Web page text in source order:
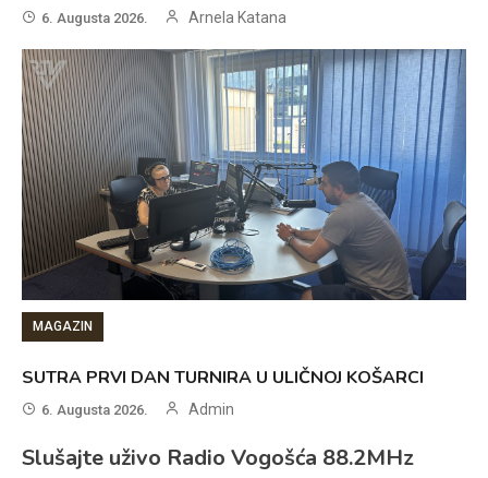
6. Augusta 2026. Arnela Katana
MAGAZIN
SUTRA PRVI DAN TURNIRA U ULIČNOJ KOŠARCI
6. Augusta 2026. Admin
Slušajte uživo Radio Vogošća 88.2MHz